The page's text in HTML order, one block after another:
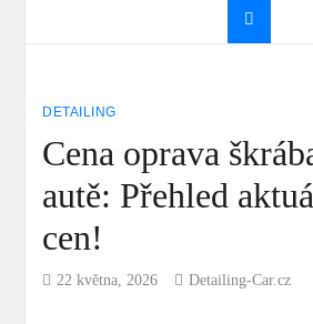
DETAILING
Cena oprava
autě: Přehled
cen!
22 května, 2026 Detailing-Car.cz